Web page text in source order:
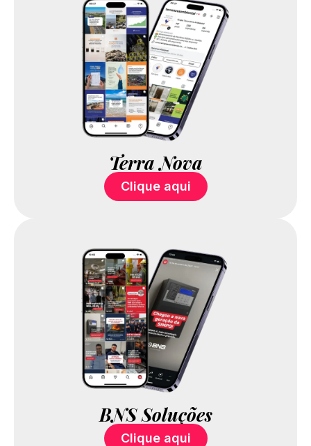
Terra Nova
Clique aqui
BNS Soluções
Clique aqui